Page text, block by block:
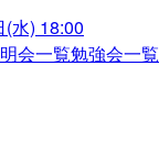
水) 18:00
会一覧勉強会一覧